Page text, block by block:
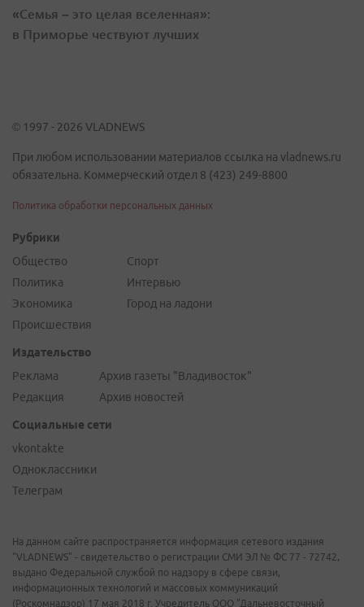
«Семья – это целая вселенная»:
в Приморье чествуют лучших
© 1997 - 2026 VLADNEWS
При любом использовании материалов ссылка на vladnews.ru
обязательна. Коммерческий отдел 8 (423) 249-8800
Политика обработки персональных данных
Рубрики
Общество
Политика
Экономика
Происшествия
Спорт
Интервью
Город на ладони
Издательство
Реклама
Редакция
Архив газеты "Владивосток"
Архив новостей
Социальные сети
vkontakte
Одноклассники
Телеграм
На данном сайте распространяется информация сетевого издания
"VLADNEWS" - свидетельство о регистрации СМИ ЭЛ № ФС 77 - 72742,
выдано Федеральной службой по надзору в сфере связи,
информационных технологий и массовых коммуникаций
(Роскомнадзор) 17 мая 2018 г. Учредитель ООО "Дальневосточный